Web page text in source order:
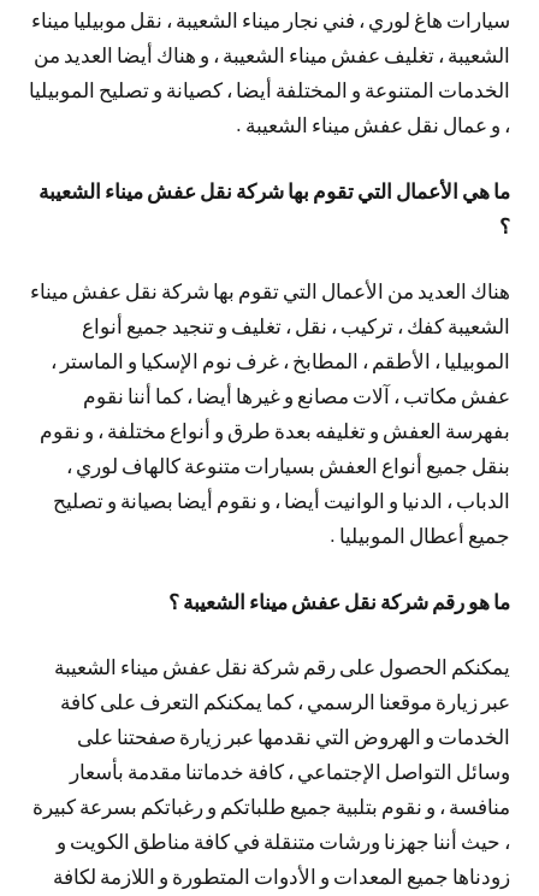
سيارات هاغ لوري ، فني نجار ميناء الشعيبة ، نقل موبيليا ميناء
الشعيبة ، تغليف عفش ميناء الشعيبة ، و هناك أيضا العديد من
الخدمات المتنوعة و المختلفة أيضا ، كصيانة و تصليح الموبيليا
، و عمال نقل عفش ميناء الشعيبة .
ما هي الأعمال التي تقوم بها شركة نقل عفش ميناء الشعيبة
؟
هناك العديد من الأعمال التي تقوم بها شركة نقل عفش ميناء
الشعيبة كفك ، تركيب ، نقل ، تغليف و تنجيد جميع أنواع
الموبيليا ، الأطقم ، المطابخ ، غرف نوم الإسكيا و الماستر ،
عفش مكاتب ، آلات مصانع و غيرها أيضا ، كما أننا نقوم
بفهرسة العفش و تغليفه بعدة طرق و أنواع مختلفة ، و نقوم
بنقل جميع أنواع العفش بسيارات متنوعة كالهاف لوري ،
الدباب ، الدنيا و الوانيت أيضا ، و نقوم أيضا بصيانة و تصليح
جميع أعطال الموبيليا .
ما هو رقم شركة نقل عفش ميناء الشعيبة ؟
يمكنكم الحصول على رقم شركة نقل عفش ميناء الشعيبة
عبر زيارة موقعنا الرسمي ، كما يمكنكم التعرف على كافة
الخدمات و الهروض التي نقدمها عبر زيارة صفحتنا على
وسائل التواصل الإجتماعي ، كافة خدماتنا مقدمة بأسعار
منافسة ، و نقوم بتلبية جميع طلباتكم و رغباتكم بسرعة كبيرة
، حيث أننا جهزنا ورشات متنقلة في كافة مناطق الكويت و
زودناها جميع المعدات و الأدوات المتطورة و اللازمة لكافة